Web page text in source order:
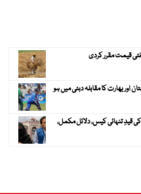
قیمت مقرر کردی
کپ 2026، پاکستان اور بھارت کا مقابلہ دبئی میں ہو
کی قیدِ تنہائی کیس، دلائل مکمل،